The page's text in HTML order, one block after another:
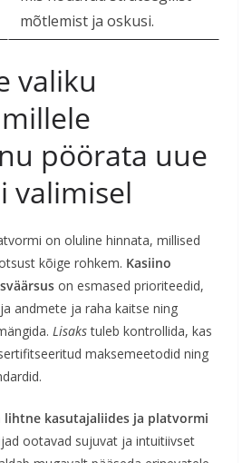
mõtlemist ja oskusi.
valiku
pöörata uue
valimisel
on oluline hinnata, millised
kõige rohkem. Kasiino
on esmased prioriteedid,
andmete ja raha kaitse ning
Lisakstuleb kontrollida, kas
maksemeetodid ning
lihtne kasutajaliides ja platvormi
ootavad sujuvat ja intuitiivset